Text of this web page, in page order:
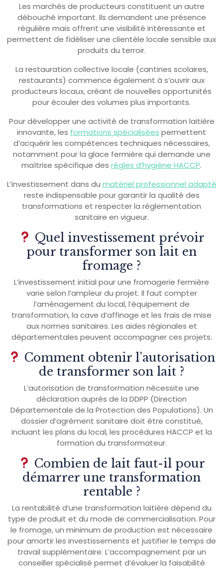
Les marchés de producteurs constituent un autre
débouché important. Ils demandent une présence
régulière mais offrent une visibilité intéressante et
permettent de fidéliser une clientèle locale sensible aux
produits du terroir.
La restauration collective locale (cantines scolaires,
restaurants) commence également à s’ouvrir aux
producteurs locaux, créant de nouvelles opportunités
pour écouler des volumes plus importants.
Pour développer une activité de transformation laitière
innovante, les formations spécialisées permettent
d’acquérir les compétences techniques nécessaires,
notamment pour la glace fermière qui demande une
maîtrise spécifique des règles d’hygiène HACCP.
L’investissement dans du matériel professionnel adapté
reste indispensable pour garantir la qualité des
transformations et respecter la réglementation
sanitaire en vigueur.
Quel investissement prévoir
pour transformer son lait en
fromage ?
L’investissement initial pour une fromagerie fermière
varie selon l’ampleur du projet. Il faut compter
l’aménagement du local, l’équipement de
transformation, la cave d’affinage et les frais de mise
aux normes sanitaires. Les aides régionales et
départementales peuvent accompagner ces projets.
Comment obtenir l’autorisation
de transformer son lait ?
L’autorisation de transformation nécessite une
déclaration auprès de la DDPP (Direction
Départementale de la Protection des Populations). Un
dossier d’agrément sanitaire doit être constitué,
incluant les plans du local, les procédures HACCP et la
formation du transformateur.
Combien de lait faut-il pour
démarrer une transformation
rentable ?
La rentabilité d’une transformation laitière dépend du
type de produit et du mode de commercialisation. Pour
le fromage, un minimum de production est nécessaire
pour amortir les investissements et justifier le temps de
travail supplémentaire. L’accompagnement par un
conseiller spécialisé permet d’évaluer la faisabilité